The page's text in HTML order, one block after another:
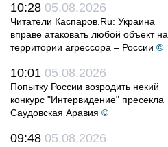
10:28 05.08.2026
Читатели Каспаров.Ru: Украина
вправе атаковать любой объект на
территории агрессора – России ©
10:01 05.08.2026
Попытку России возродить некий
конкурс "Интервидение" пресекла
Саудовская Аравия ©
09:48 05.08.2026